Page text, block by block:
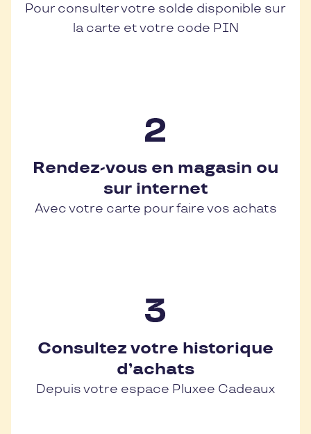
Pour consulter votre solde disponible sur
la carte et votre code PIN
Rendez-vous en magasin ou
sur internet
Avec votre carte pour faire vos achats
Consultez votre historique
d’achats
Depuis votre espace Pluxee Cadeaux